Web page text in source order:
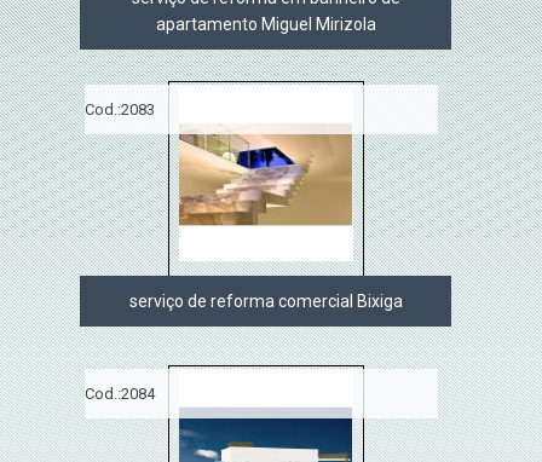
apartamento Miguel Mirizola
Cod.:2083
serviço de reforma comercial Bixiga
Cod.:2084